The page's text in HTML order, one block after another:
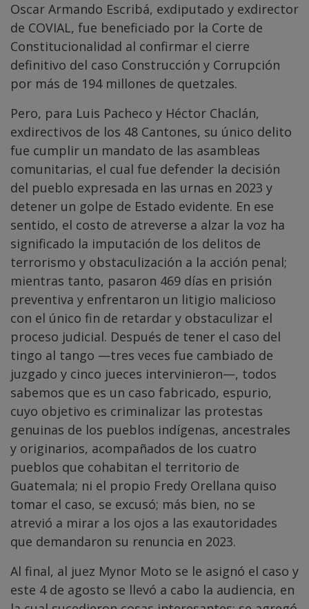
Oscar Armando Escribá, exdiputado y exdirector
de COVIAL, fue beneficiado por la Corte de
Constitucionalidad al confirmar el cierre
definitivo del caso Construcción y Corrupción
por más de 194 millones de quetzales.
Pero, para Luis Pacheco y Héctor Chaclán,
exdirectivos de los 48 Cantones, su único delito
fue cumplir un mandato de las asambleas
comunitarias, el cual fue defender la decisión
del pueblo expresada en las urnas en 2023 y
detener un golpe de Estado evidente. En ese
sentido, el costo de atreverse a alzar la voz ha
significado la imputación de los delitos de
terrorismo y obstaculización a la acción penal;
mientras tanto, pasaron 469 días en prisión
preventiva y enfrentaron un litigio malicioso
con el único fin de retardar y obstaculizar el
proceso judicial. Después de tener el caso del
tingo al tango —tres veces fue cambiado de
juzgado y cinco jueces intervinieron—, todos
sabemos que es un caso fabricado, espurio,
cuyo objetivo es criminalizar las protestas
genuinas de los pueblos indígenas, ancestrales
y originarios, acompañados de los cuatro
pueblos que cohabitan el territorio de
Guatemala; ni el propio Fredy Orellana quiso
tomar el caso, se excusó; más bien, no se
atrevió a mirar a los ojos a las exautoridades
que demandaron su renuncia en 2023.
Al final, al juez Mynor Moto se le asignó el caso y
este 4 de agosto se llevó a cabo la audiencia, en